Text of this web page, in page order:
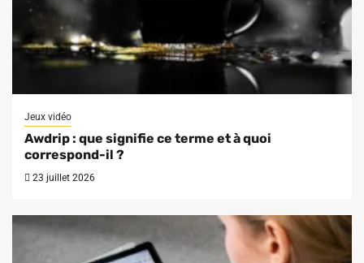
Jeux vidéo
Awdrip : que signifie ce terme et à quoi
correspond-il ?
23 juillet 2026